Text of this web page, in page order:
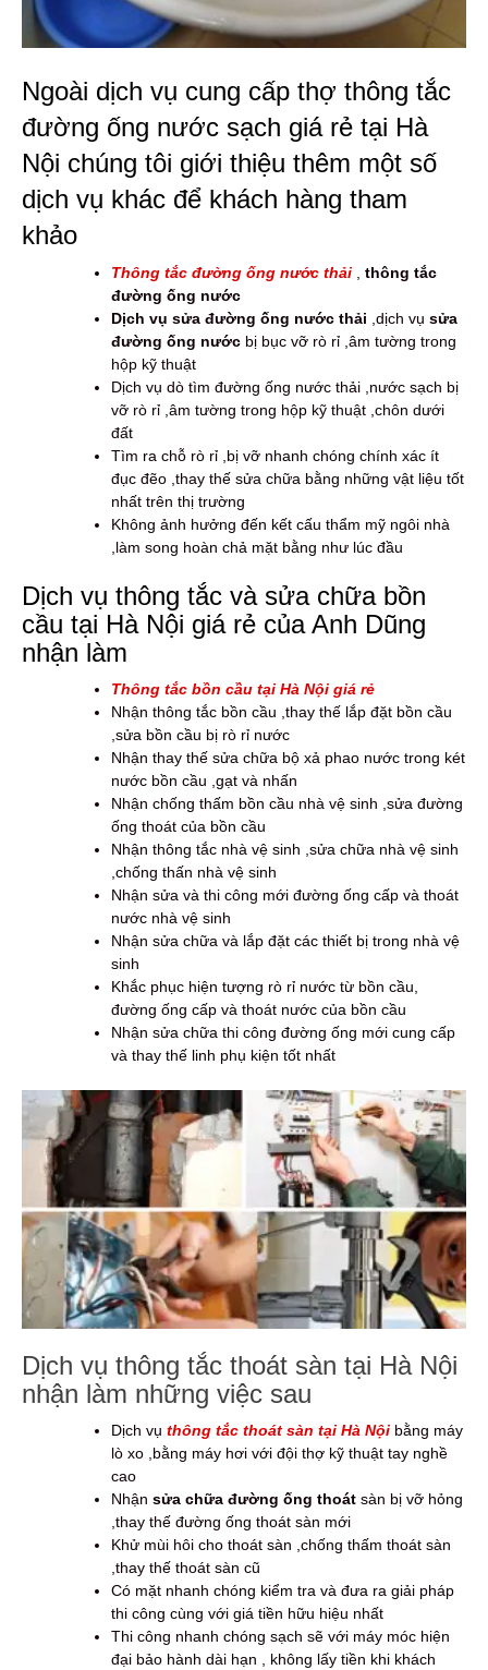
Ngoài dịch vụ cung cấp thợ thông tắc
đường ống nước sạch giá rẻ tại Hà
Nội chúng tôi giới thiệu thêm một số
dịch vụ khác để khách hàng tham
khảo
Thông tắc đường ống nước thải , thông tắc
đường ống nước
Dịch vụ sửa đường ống nước thải ,dịch vụ sửa
đường ống nước bị bục vỡ rò rỉ ,âm tường trong
hộp kỹ thuật
Dịch vụ dò tìm đường ống nước thải ,nước sạch bị
vỡ rò rỉ ,âm tường trong hộp kỹ thuật ,chôn dưới
đất
Tìm ra chỗ rò rỉ ,bị vỡ nhanh chóng chính xác ít
đục đẽo ,thay thế sửa chữa bằng những vật liệu tốt
nhất trên thị trường
Không ảnh hưởng đến kết cấu thẩm mỹ ngôi nhà
,làm song hoàn chả mặt bằng như lúc đầu
Dịch vụ thông tắc và sửa chữa bồn
cầu tại Hà Nội giá rẻ của Anh Dũng
nhận làm
Thông tắc bồn cầu tại Hà Nội giá rẻ
Nhận thông tắc bồn cầu ,thay thế lắp đặt bồn cầu
,sửa bồn cầu bị rò rỉ nước
Nhận thay thế sửa chữa bộ xả phao nước trong két
nước bồn cầu ,gạt và nhấn
Nhận chống thấm bồn cầu nhà vệ sinh ,sửa đường
ống thoát của bồn cầu
Nhận thông tắc nhà vệ sinh ,sửa chữa nhà vệ sinh
,chống thấn nhà vệ sinh
Nhận sửa và thi công mới đường ống cấp và thoát
nước nhà vệ sinh
Nhận sửa chữa và lắp đặt các thiết bị trong nhà vệ
sinh
Khắc phục hiện tượng rò rỉ nước từ bồn cầu,
đường ống cấp và thoát nước của bồn cầu
Nhận sửa chữa thi công đường ống mới cung cấp
và thay thế linh phụ kiện tốt nhất
Dịch vụ thông tắc thoát sàn tại Hà Nội
nhận làm những việc sau
Dịch vụ thông tắc thoát sàn tại Hà Nội bằng máy
lò xo ,bằng máy hơi với đội thợ kỹ thuật tay nghề
cao
Nhận sửa chữa đường ống thoát sàn bị vỡ hỏng
,thay thế đường ống thoát sàn mới
Khử mùi hôi cho thoát sàn ,chống thấm thoát sàn
,thay thế thoát sàn cũ
Có mặt nhanh chóng kiểm tra và đưa ra giải pháp
thi công cùng với giá tiền hữu hiệu nhất
Thi công nhanh chóng sạch sẽ với máy móc hiện
đại bảo hành dài hạn , không lấy tiền khi khách